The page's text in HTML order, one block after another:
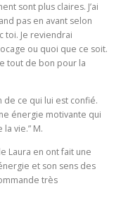
sont plus claires. J’ai
pas en avant selon
toi. Je reviendrai
ou quoi que ce soit.
tout de bon pour la
de ce qui lui est confié.
énergie motivante qui
vie.” M.
Laura en ont fait une
et son sens des
très